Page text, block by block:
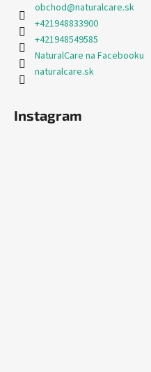
obchod@naturalcare.sk
+421948833900
+421948549585
NaturalCare na Facebooku
naturalcare.sk
Instagram